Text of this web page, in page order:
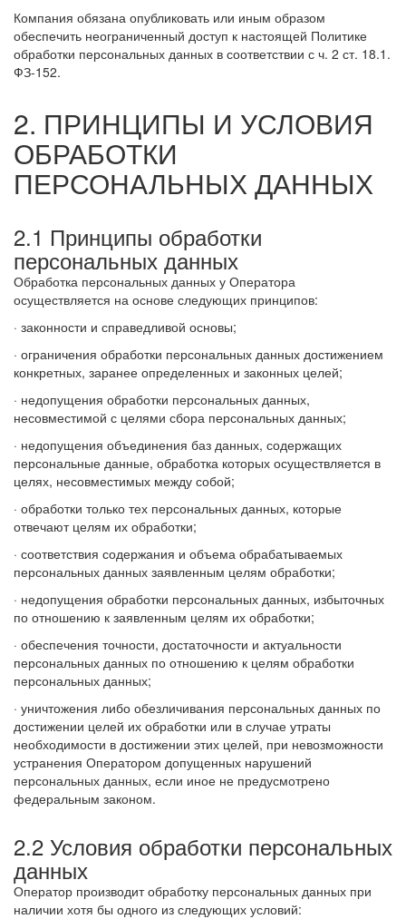
Компания обязана опубликовать или иным образом
обеспечить неограниченный доступ к настоящей Политике
обработки персональных данных в соответствии с ч. 2 ст. 18.1.
ФЗ-152.
2. ПРИНЦИПЫ И УСЛОВИЯ
ОБРАБОТКИ
ПЕРСОНАЛЬНЫХ ДАННЫХ
2.1 Принципы обработки
персональных данных
Обработка персональных данных у Оператора
осуществляется на основе следующих принципов:
· законности и справедливой основы;
· ограничения обработки персональных данных достижением
конкретных, заранее определенных и законных целей;
· недопущения обработки персональных данных,
несовместимой с целями сбора персональных данных;
· недопущения объединения баз данных, содержащих
персональные данные, обработка которых осуществляется в
целях, несовместимых между собой;
· обработки только тех персональных данных, которые
отвечают целям их обработки;
· соответствия содержания и объема обрабатываемых
персональных данных заявленным целям обработки;
· недопущения обработки персональных данных, избыточных
по отношению к заявленным целям их обработки;
· обеспечения точности, достаточности и актуальности
персональных данных по отношению к целям обработки
персональных данных;
· уничтожения либо обезличивания персональных данных по
достижении целей их обработки или в случае утраты
необходимости в достижении этих целей, при невозможности
устранения Оператором допущенных нарушений
персональных данных, если иное не предусмотрено
федеральным законом.
2.2 Условия обработки персональных
данных
Оператор производит обработку персональных данных при
наличии хотя бы одного из следующих условий: